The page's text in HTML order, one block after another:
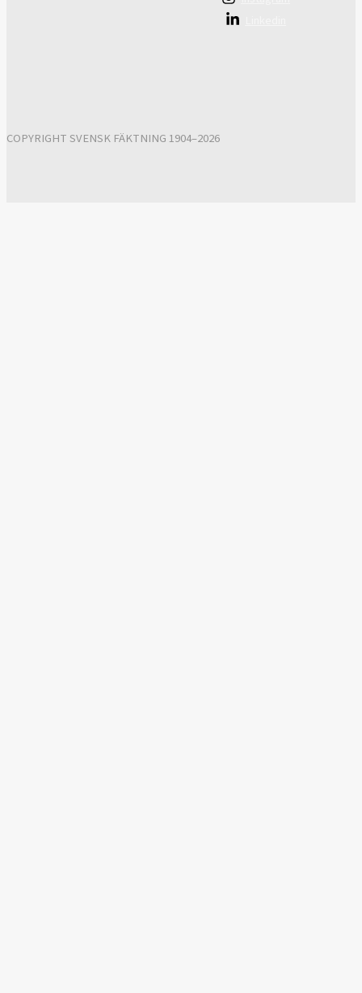
COPYRIGHT SVENSK FÄKTNING 1904–2026